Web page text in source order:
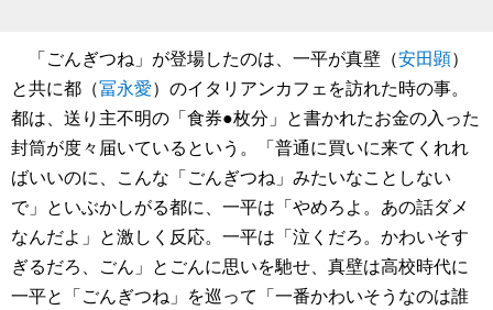
「ごんぎつね」が登場したのは、一平が真壁（安田顕）
と共に都（冨永愛）のイタリアンカフェを訪れた時の事。
都は、送り主不明の「食券●枚分」と書かれたお金の入った
封筒が度々届いているという。「普通に買いに来てくれれ
ばいいのに、こんな「ごんぎつね」みたいなことしない
で」といぶかしがる都に、一平は「やめろよ。あの話ダメ
なんだよ」と激しく反応。一平は「泣くだろ。かわいそす
ぎるだろ、ごん」とごんに思いを馳せ、真壁は高校時代に
一平と「ごんぎつね」を巡って「一番かわいそうなのは誰